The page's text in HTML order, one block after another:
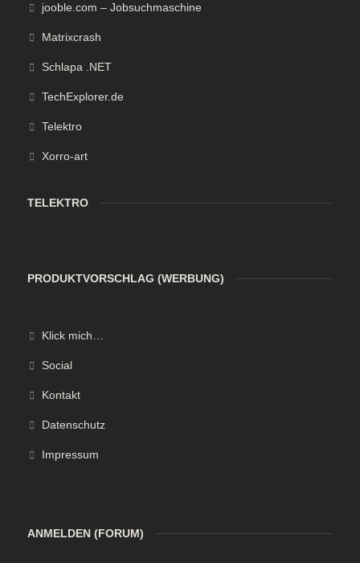
ANMELDEN (FORUM)
jooble.com – Jobsuchmaschine
Matrixcrash
Schlapa .NET
TechExplorer.de
Telektro
Xorro-art
TELEKTRO
PRODUKTVORSCHLAG (WERBUNG)
Klick mich…
Social
Kontakt
Datenschutz
Impressum